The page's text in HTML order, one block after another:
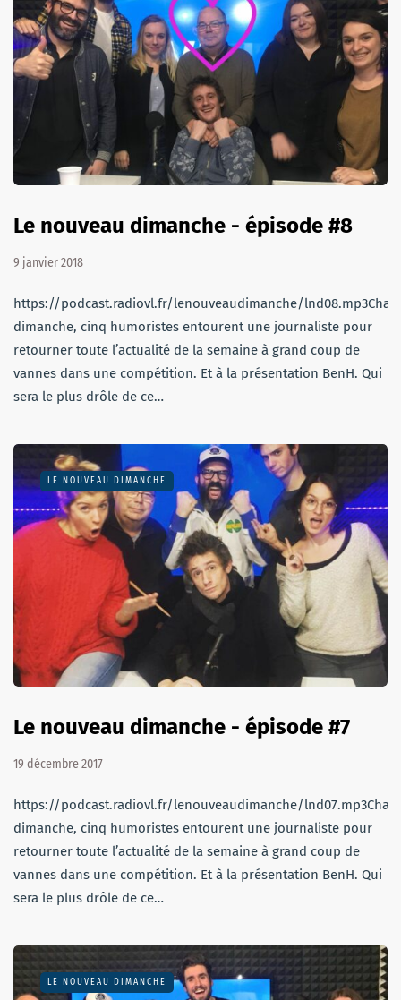
Le nouveau dimanche - épisode #8
9 janvier 2018
https://podcast.radiovl.fr/lenouveaudimanche/
dimanche, cinq humoristes entourent une journaliste pour
retourner toute l’actualité de la semaine à grand coup de
vannes dans une compétition. Et à la présentation BenH. Qui
sera le plus drôle de ce…
LE NOUVEAU DIMANCHE
Le nouveau dimanche - épisode #7
19 décembre 2017
https://podcast.radiovl.fr/lenouveaudimanche/
dimanche, cinq humoristes entourent une journaliste pour
retourner toute l’actualité de la semaine à grand coup de
vannes dans une compétition. Et à la présentation BenH. Qui
sera le plus drôle de ce…
LE NOUVEAU DIMANCHE